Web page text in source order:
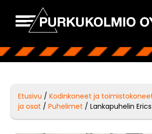
Etusivu /Kodinkoneet ja
ja osat /Puhelimet / Lankapuhelin